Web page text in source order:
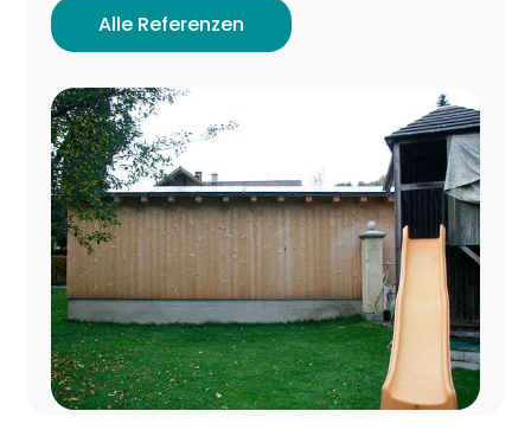
Alle Referenzen